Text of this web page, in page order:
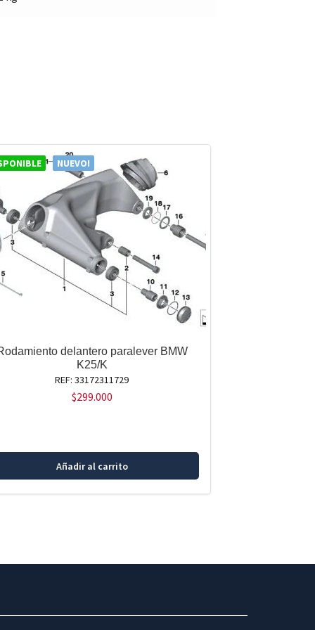
NUEVO!
delantero paralever BMW
K25/K
REF: 33172311729
$299.000
Añadir al carrito